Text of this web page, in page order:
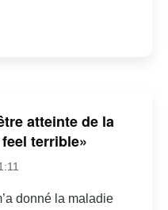
atteinte de la
terrible»
donné la maladie